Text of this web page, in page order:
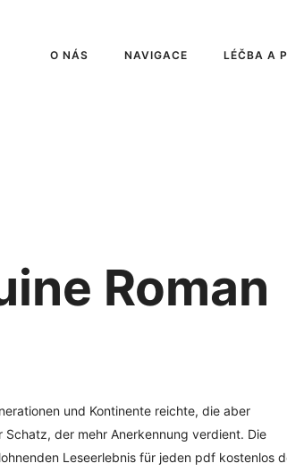
O NÁS NAVIGACE LÉČBA A
Roman
und Kontinente reichte, die aber
der mehr Anerkennung verdient. Die
Leseerlebnis für jeden pdf kostenlos